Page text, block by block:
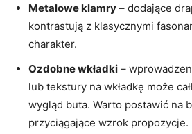
Metalowe klamry – dodające
kontrastują z klasycznymi
charakter.
Ozdobne wkładki –
lub tekstury na wkładkę może
wygląd buta. Warto postawić na
przyciągające wzrok propozycje.